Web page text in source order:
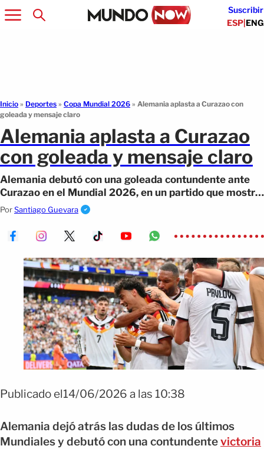
Suscribir
ESP|ENG
Inicio » Deportes » Copa Mundial 2026 » Alemania aplasta a Curazao con
goleada y mensaje claro
Alemania aplasta a Curazao
con goleada y mensaje claro
Alemania debutó con una goleada contundente ante
Curazao en el Mundial 2026, en un partido que mostró
su poder ofensivo.
PorSantiago Guevara
Publicado el14/06/2026 a las 10:38
Alemania dejó atrás las dudas de los últimos
Mundiales y debutó con una contundentevictoria